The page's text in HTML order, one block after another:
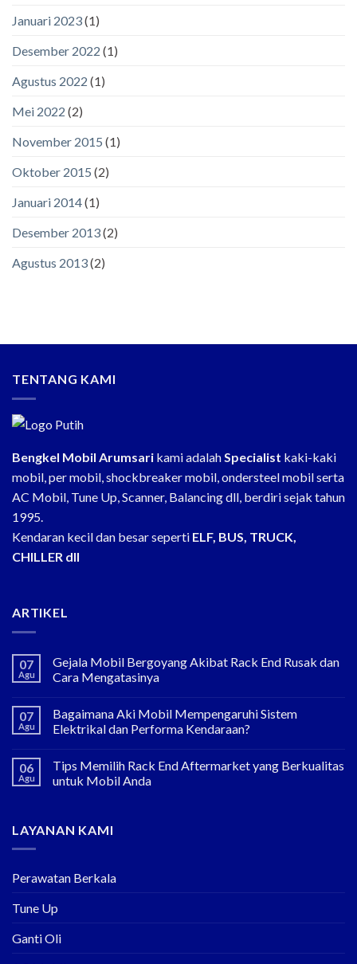
Januari 2023(1)
Desember 2022 (1)
Agustus 2022 (1)
Mei 2022 (2)
November 2015 (1)
Oktober 2015 (2)
Januari 2014(1)
Desember 2013(2)
Agustus 2013(2)
TENTANG KAMI
Bengkel Mobil Arumsari kami adalahSpecialist kaki-kaki
mobil, per mobil, shockbreaker mobil, ondersteel mobil serta
AC Mobil, Tune Up, Scanner, Balancing dll, berdiri sejak tahun
1995.
Kendaran kecil dan besar seperti ELF, BUS, TRUCK,
CHILLER dll
ARTIKEL
07
Agu
Gejala Mobil Bergoyang Akibat Rack End Rusak dan
Cara Mengatasinya
07
Agu
Bagaimana Aki Mobil Mempengaruhi Sistem
Elektrikal dan Performa Kendaraan?
06
Agu
Tips Memilih Rack End Aftermarket yang Berkualitas
untuk Mobil Anda
LAYANAN KAMI
Perawatan Berkala
Tune Up
Ganti Oli